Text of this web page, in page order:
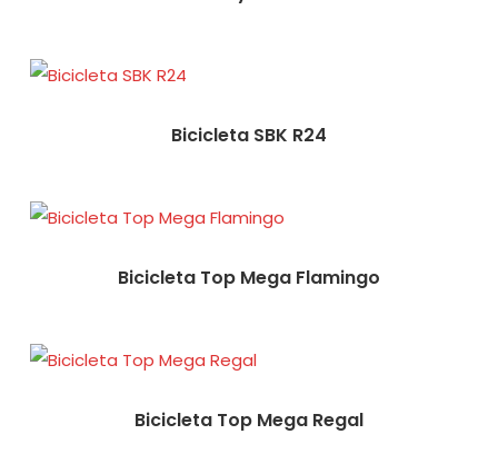
Bicicleta SBK R24
Bicicleta Top Mega Flamingo
Bicicleta Top Mega Regal